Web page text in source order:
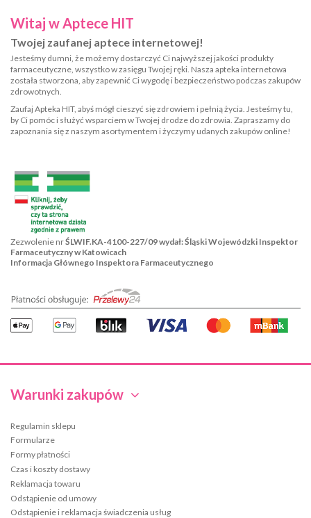
Warunki zakupów
Regulamin sklepu
Formularze
Formy płatności
Czas i koszty dostawy
Reklamacja towaru
Odstąpienie od umowy
Odstąpienie i reklamacja świadczenia usług
Witaj w Aptece HIT
Twojej zaufanej aptece internetowej!
Jesteśmy dumni, że możemy dostarczyć Ci najwyższej jakości produkty
farmaceutyczne, wszystko w zasięgu Twojej ręki. Nasza apteka internetowa
została stworzona, aby zapewnić Ci wygodę i bezpieczeństwo podczas zakupów
zdrowotnych.
Zaufaj Apteka HIT, abyś mógł cieszyć się zdrowiem i pełnią życia. Jesteśmy tu,
by Ci pomóc i służyć wsparciem w Twojej drodze do zdrowia. Zapraszamy do
zapoznania się z naszym asortymentem i życzymy udanych zakupów online!
Zezwolenie nrŚLWIF.KA-4100-227/09 wydał: Śląski Wojewódzki Inspektor
Farmaceutyczny w Katowicach
Informacja Głównego Inspektora Farmaceutycznego